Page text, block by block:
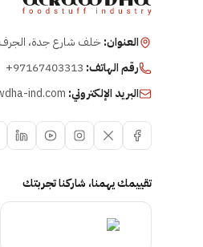
العنوان:خلف شارع جدة، الجرف الصناعية 3،
رقم الهاتف: +97167403313
البريد الإلكتروني: ind.com
تقييمك يهمنا، شاركنا تجربتك